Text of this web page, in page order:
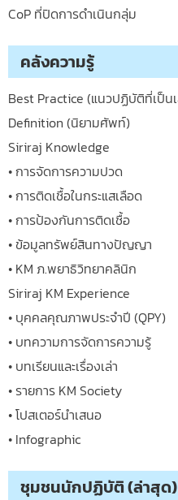
CoP ที่ปิดการดำเนินกลุ่ม
คลังความรู้
Best Practice (แนวปฏิบัติที่เป็น
Definition (นิยามศัพท์)
Siriraj Knowledge
• การจัดการความปวด
• การติดเชื้อในกระแสเลือด
• การป้องกันการติดเชื้อ
• ข้อมูลทรัพย์สินทางปัญญา
• KM ภ.พยาธิวิทยาคลินิก
Siriraj KM Experience
• บุคคลคุณภาพประจำปี (QPY)
• บทความการจัดการความรู้
• บทเรียนและเรื่องเล่า
• รายการ KM Society
• โปสเตอร์นำเสนอ
• Infographic
ชุมชนนักปฏิบัติ (ล่าสุด)